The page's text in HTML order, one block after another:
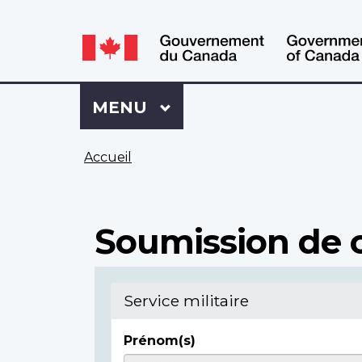
Language
switcher
Language
switcher
Se
connecter
à
Dossier
Menu
MENU PRINCIPAL
Accueil
Soumission de
Service militaire
Prénom(s)